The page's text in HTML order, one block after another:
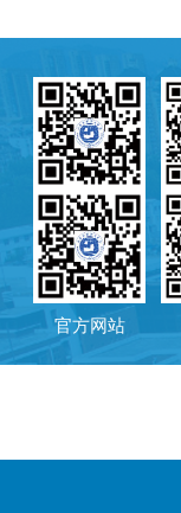
官方网站